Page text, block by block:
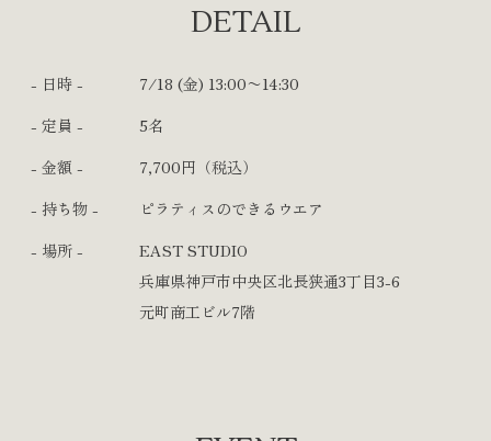
DETAIL
- 日時 -
7/18 (金) 13:00〜14:30
- 定員 -
5名
- 金額 -
7,700円（税込）
- 持ち物 -
ピラティスのできるウエア
- 場所 -
EAST STUDIO
兵庫県神戸市中央区北長狭通3丁目3-6
元町商工ビル7階